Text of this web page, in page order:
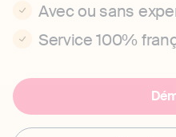
Avec ou sans
Service 100%